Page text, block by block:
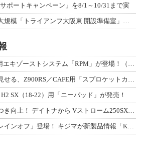
ポートキャンペーン」を8/1～10/31まで実
SX（18-22）用「ニーパッド」が発売！